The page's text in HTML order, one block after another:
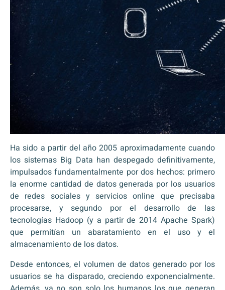
Ha sido a partir del año 2005 aproximadamente cuando
los sistemas Big Data han despegado definitivamente,
impulsados fundamentalmente por dos hechos: primero
la enorme cantidad de datos generada por los usuarios
de redes sociales y servicios online que precisaba
procesarse, y segundo por el desarrollo de las
tecnologías Hadoop (y a partir de 2014 Apache Spark)
que permitían un abaratamiento en el uso y el
almacenamiento de los datos.
Desde entonces, el volumen de datos generado por los
usuarios se ha disparado, creciendo exponencialmente.